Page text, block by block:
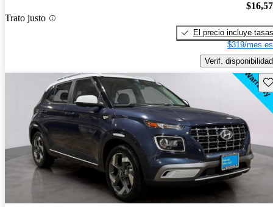
Trato justo
El precio incluye tasas
$319/mes
Verif. disponibilidad